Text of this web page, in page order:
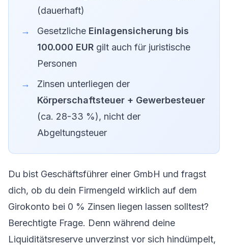
(dauerhaft)
Gesetzliche Einlagensicherung bis
100.000 EUR gilt auch für juristische
Personen
Zinsen unterliegen der
Körperschaftsteuer + Gewerbesteuer
(ca. 28-33 %), nicht der
Abgeltungsteuer
Du bist Geschäftsführer einer GmbH und fragst
dich, ob du dein Firmengeld wirklich auf dem
Girokonto bei 0 % Zinsen liegen lassen solltest?
Berechtigte Frage. Denn während deine
Liquiditätsreserve unverzinst vor sich hindümpelt,